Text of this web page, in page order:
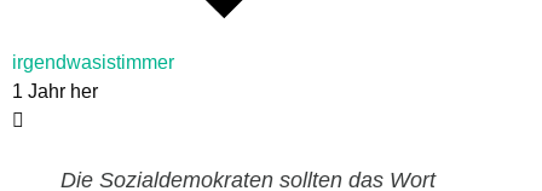
irgendwasistimmer
1 Jahr her
Die Sozialdemokraten sollten das Wort